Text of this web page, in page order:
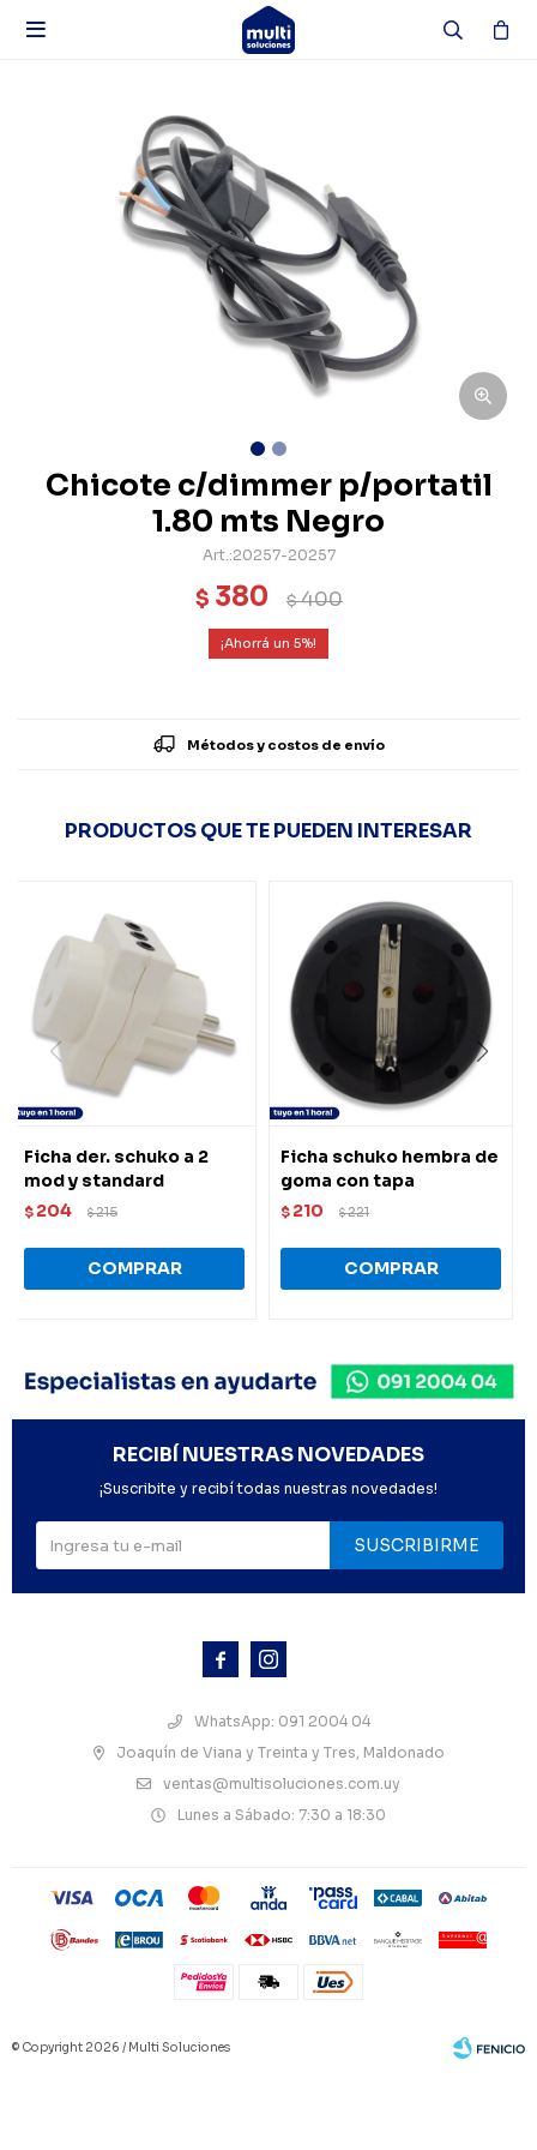

Chicote c/dimmer p/portatil
1.80 mts Negro
20257-20257
$ 380 $400
5
Métodos y costos de envío
PRODUCTOS QUE TE PUEDEN INTERESAR
Ficha der. schuko a 2
mod y standard
$ 204 $215
Ficha schuko hembra de
goma con tapa
$ 210 $221
 
WhatsApp: 091 2004 04
Joaquín de Viana y Treinta y Tres, Maldonado
ventas@multisoluciones.com.uy
Lunes a Sábado: 7:30 a 18:30
RECIBÍ NUESTRAS NOVEDADES
¡Suscribite y recibí todas nuestras novedades!
SUSCRIBIRME
© Copyright 2026 / Multi Soluciones